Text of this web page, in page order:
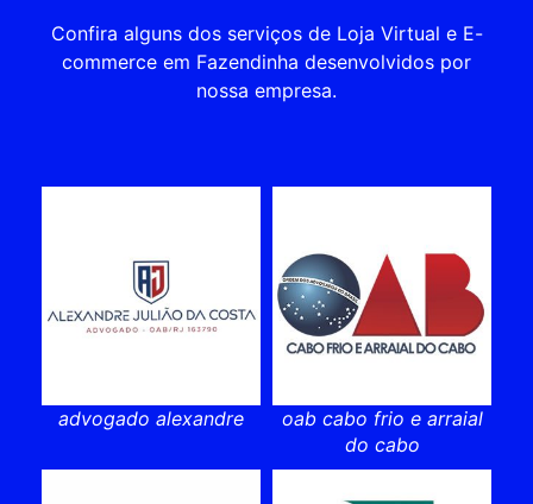
Confira alguns dos serviços de Loja Virtual e E-
commerce em Fazendinha desenvolvidos por
nossa empresa.
advogado alexandre
oab cabo frio e arraial
do cabo